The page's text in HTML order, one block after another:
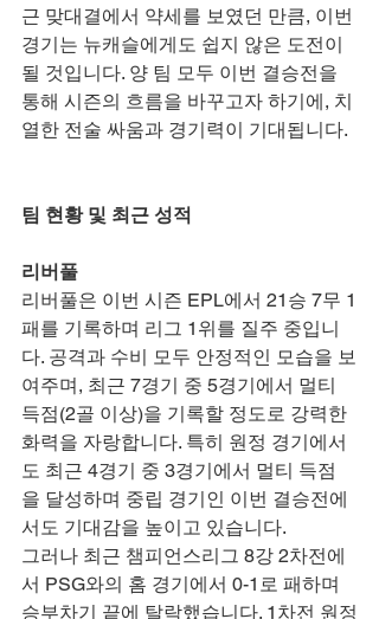
근 맞대결에서 약세를 보였던 만큼, 이번
경기는 뉴캐슬에게도 쉽지 않은 도전이
될 것입니다. 양 팀 모두 이번 결승전을
통해 시즌의 흐름을 바꾸고자 하기에, 치
열한 전술 싸움과 경기력이 기대됩니다.
팀 현황 및 최근 성적
리버풀
리버풀은 이번 시즌 EPL에서 21승 7무 1
패를 기록하며 리그 1위를 질주 중입니
다. 공격과 수비 모두 안정적인 모습을 보
여주며, 최근 7경기 중 5경기에서 멀티
득점(2골 이상)을 기록할 정도로 강력한
화력을 자랑합니다. 특히 원정 경기에서
도 최근 4경기 중 3경기에서 멀티 득점
을 달성하며 중립 경기인 이번 결승전에
서도 기대감을 높이고 있습니다.
그러나 최근 챔피언스리그 8강 2차전에
서 PSG와의 홈 경기에서 0-1로 패하며
승부차기 끝에 탈락했습니다. 1차전 원정